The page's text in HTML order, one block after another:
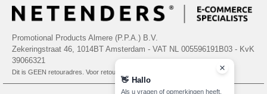
Promotional Products Almere (P.P.A.) B.V.
Zekeringstraat 46, 1014BT Amsterdam - VAT NL 005596191B03 - KvK
39066321
Dit is GEEN retouradres. Voor retourzending, zie hier
👋 Hallo
Als u vragen of opmerkingen heeft,